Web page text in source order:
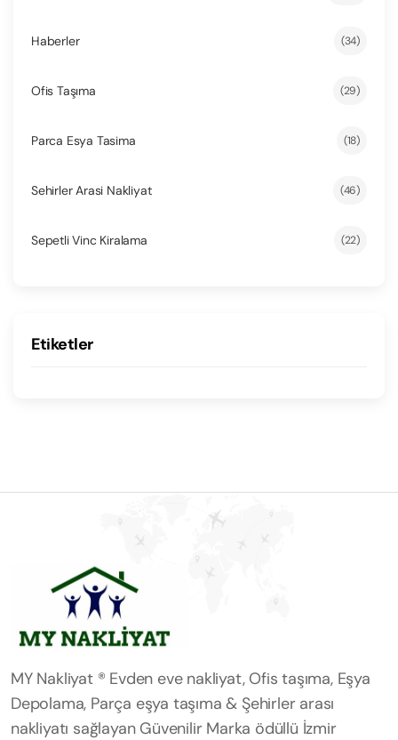
Haberler (34)
Ofis Taşıma (29)
Parca Esya Tasima (18)
Sehirler Arasi Nakliyat (46)
Sepetli Vinc Kiralama (22)
Etiketler
MY Nakliyat ® Evden eve nakliyat, Ofis taşıma, Eşya
Depolama, Parça eşya taşıma & Şehirler arası
nakliyatı sağlayan Güvenilir Marka ödüllü İzmir